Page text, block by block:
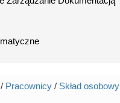
/ Pracownicy / Skład osobowy